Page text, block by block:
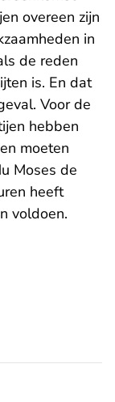
overeen zijn
in
de reden
is. En dat
Voor de
hebben
moeten
Moses de
heeft
voldoen.
via X -
via
nieuwsbericht
dit